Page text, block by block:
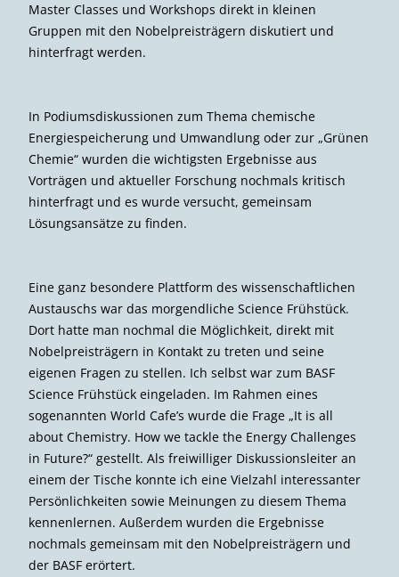
Master Classes und Workshops direkt in kleinen
Gruppen mit den Nobelpreisträgern diskutiert und
hinterfragt werden.
In Podiumsdiskussionen zum Thema chemische
Energiespeicherung und Umwandlung oder zur „Grünen
Chemie“ wurden die wichtigsten Ergebnisse aus
Vorträgen und aktueller Forschung nochmals kritisch
hinterfragt und es wurde versucht, gemeinsam
Lösungsansätze zu finden.
Eine ganz besondere Plattform des wissenschaftlichen
Austauschs war das morgendliche Science Frühstück.
Dort hatte man nochmal die Möglichkeit, direkt mit
Nobelpreisträgern in Kontakt zu treten und seine
eigenen Fragen zu stellen. Ich selbst war zum BASF
Science Frühstück eingeladen. Im Rahmen eines
sogenannten World Cafe’s wurde die Frage „It is all
about Chemistry. How we tackle the Energy Challenges
in Future?“ gestellt. Als freiwilliger Diskussionsleiter an
einem der Tische konnte ich eine Vielzahl interessanter
Persönlichkeiten sowie Meinungen zu diesem Thema
kennenlernen. Außerdem wurden die Ergebnisse
nochmals gemeinsam mit den Nobelpreisträgern und
der BASF erörtert.